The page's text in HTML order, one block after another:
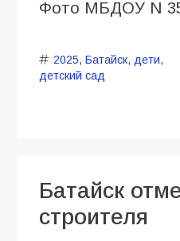
Фото МБДОУ N
2025, Батайск, дети,
детский сад
Батайск
строителя